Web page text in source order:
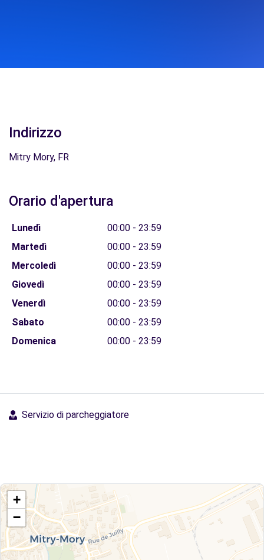
Indirizzo
Mitry Mory, FR
Orario d'apertura
Lunedì
00:00 - 23:59
Martedì
00:00 - 23:59
Mercoledì
00:00 - 23:59
Giovedì
00:00 - 23:59
Venerdì
00:00 - 23:59
Sabato
00:00 - 23:59
Domenica
00:00 - 23:59
Servizio di parcheggiatore
+
−